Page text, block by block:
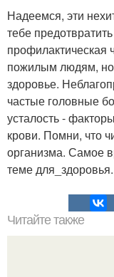
Надеемся, эти
тебе
профилактическая
пожилым людям, но
здоровье.
частые головные
усталость -
крови. Помни, что
организма. Самое
теме для_здоровья.
Читайте также